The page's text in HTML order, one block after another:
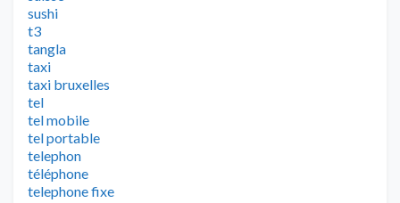
sushi
t3
tangla
taxi
taxi bruxelles
tel
tel mobile
tel portable
telephon
téléphone
telephone fixe